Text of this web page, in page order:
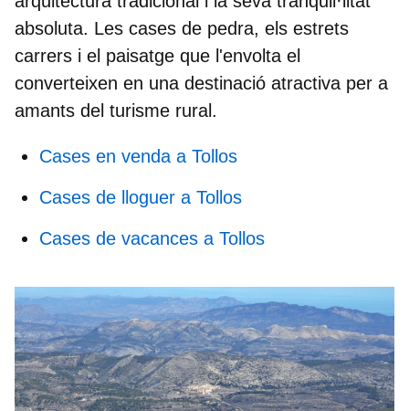
absoluta. Les cases de pedra, els estrets
carrers i el paisatge que l'envolta el
converteixen en una destinació atractiva per a
amants del turisme rural.
Cases en venda a Tollos
Cases de lloguer a Tollos
Cases de vacances a Tollos